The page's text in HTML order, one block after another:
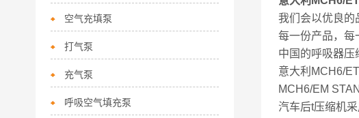
我们会以优良的
每一份产品，每
中国的呼吸器压
意大利MCH6/
MCH6/EM
汽车后t压缩机
空气充填泵
打气泵
充气泵
呼吸空气填充泵